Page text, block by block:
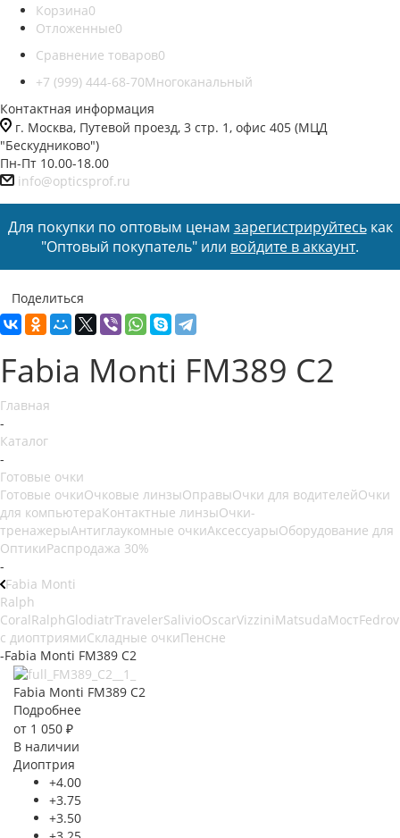
Корзина0
Отложенные0
Сравнение товаров0
+7 (999) 444-68-70Многоканальный
Контактная информация
г. Москва, Путевой проезд, 3 стр. 1, офис 405 (МЦД
"Бескудниково")
Пн-Пт 10.00-18.00
info@opticsprof.ru
Для покупки по оптовым ценам зарегистрируйтеськак
"Оптовый покупатель" или войдите в аккаунт.
Поделиться
Fabia Monti FM389 C2
Главная
-
Каталог
-
Готовые очки
Готовые очкиОчковые линзыОправыОчки для водителейОчки
для компьютераКонтактные линзыОчки-
тренажерыАнтиглаукомные очкиАксессуарыОборудование для
ОптикиРаспродажа 30%
-
Fabia Monti
Ralph
CoralRalphGlodiatrTravelerSalivioOscarVizziniMatsudaМостFedrov
с диоптриямиСкладные очкиПенсне
-Fabia Monti FM389 C2
Fabia Monti FM389 C2
Подробнее
от 1 050 ₽
В наличии
Диоптрия
+4.00
+3.75
+3.50